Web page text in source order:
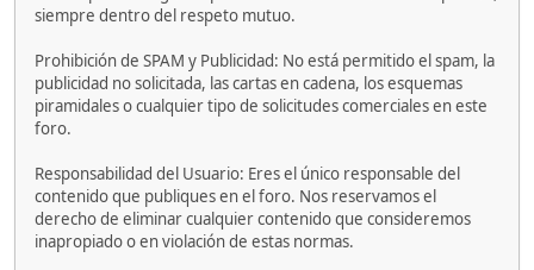
siempre dentro del respeto mutuo.
Prohibición de SPAM y Publicidad: No está permitido el spam, la
publicidad no solicitada, las cartas en cadena, los esquemas
piramidales o cualquier tipo de solicitudes comerciales en este
foro.
Responsabilidad del Usuario: Eres el único responsable del
contenido que publiques en el foro. Nos reservamos el
derecho de eliminar cualquier contenido que consideremos
inapropiado o en violación de estas normas.